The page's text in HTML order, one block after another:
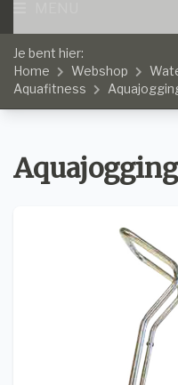
Je bent hier:
Home
Webshop
Aquafitness
Aquajogging